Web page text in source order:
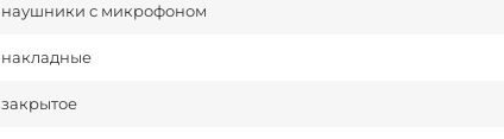
наушники с микрофоном
накладные
закрытое